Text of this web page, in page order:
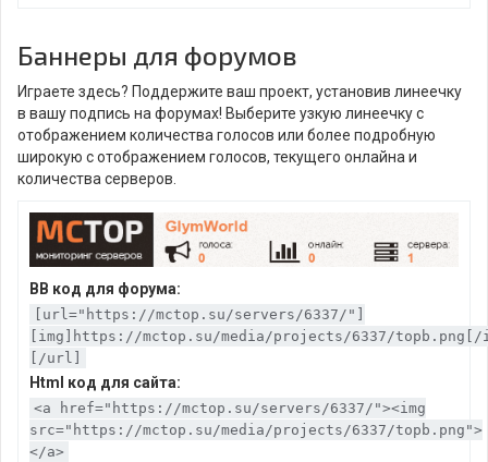
Баннеры для форумов
Играете здесь? Поддержите ваш проект, установив линеечку
в вашу подпись на форумах! Выберите узкую линеечку с
отображением количества голосов или более подробную
широкую с отображением голосов, текущего онлайна и
количества серверов.
BB код для форума:
[url="https://mctop.su/servers/6337/"]
[img]https://mctop.su/media/projects/6337/topb.png[/
[/url]
Html код для сайта:
<a href="https://mctop.su/servers/6337/"><img
src="https://mctop.su/media/projects/6337/topb.png">
</a>